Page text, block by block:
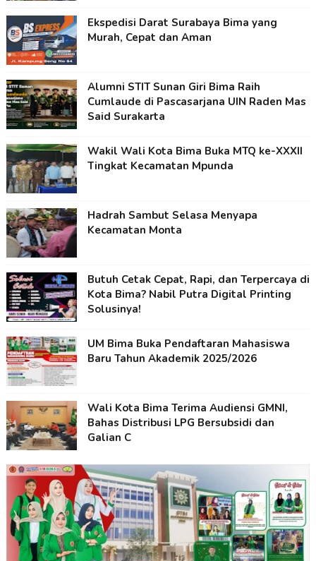
Ekspedisi Darat Surabaya Bima yang
Murah, Cepat dan Aman
Alumni STIT Sunan Giri Bima Raih
Cumlaude di Pascasarjana UIN Raden Mas
Said Surakarta
Wakil Wali Kota Bima Buka MTQ ke-XXXII
Tingkat Kecamatan Mpunda
Hadrah Sambut Selasa Menyapa
Kecamatan Monta
Butuh Cetak Cepat, Rapi, dan Terpercaya di
Kota Bima? Nabil Putra Digital Printing
Solusinya!
UM Bima Buka Pendaftaran Mahasiswa
Baru Tahun Akademik 2025/2026
Wali Kota Bima Terima Audiensi GMNI,
Bahas Distribusi LPG Bersubsidi dan
Galian C